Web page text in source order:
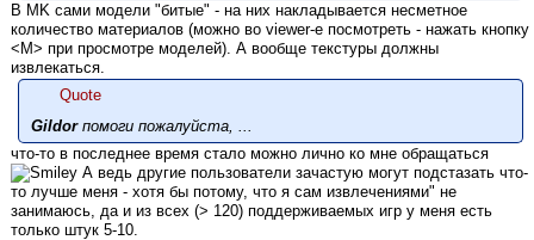
В MK сами модели "битые" - на них накладывается несметное
количество материалов (можно во viewer-е посмотреть - нажать кнопку
<M> при просмотре моделей). А вообще текстуры должны
извлекаться.
Quote
Gildorпомоги пожалуйста, ...
что-то в последнее время стало можно лично ко мне обращаться
А ведь другие пользователи зачастую могут подстазать что-
то лучше меня - хотя бы потому, что я сам извлечениями" не
занимаюсь, да и из всех (> 120) поддерживаемых игр у меня есть
только штук 5-10.